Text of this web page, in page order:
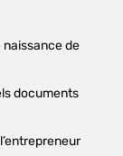
naissance de
documents